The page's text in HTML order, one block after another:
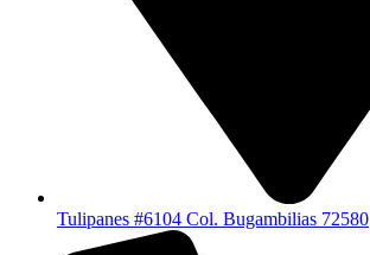
Tulipanes #6104 Col. Bugambilias 72580